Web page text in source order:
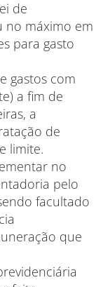
de
no máximo em
para gasto
gastos com
a fim de
a
de
limite.
no
pelo
facultado
que